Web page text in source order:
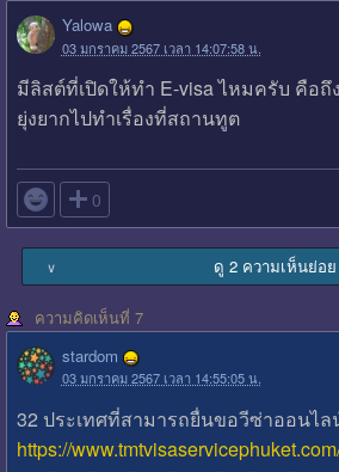
Yalowa
03 มกราคม 2567 เวลา 14:07:58 น.
มีลิสต์ที่เปิดให้ทำ E-visa ไหมครับ คือถึ
ยุ่งยากไปทำเรื่องที่สถานทูต
 0
∨ ดู 2 ความเห็นย่อย
ความคิดเห็นที่ 7
stardom
03 มกราคม 2567 เวลา 14:55:05 น.
32 ประเทศที่สามารถยื่นขอวีซ่าออนไล
https://